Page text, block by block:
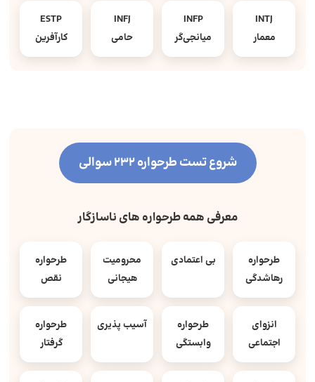
INTJ
معمار
INFP
میانجی‌گر
INFJ
حامی
ESTP
کارآفرین
شروع تست طرحواره 232 سوالی
معرفی همه طرحواره های ناسازگار
طرحواره
رهاشدگی
بی اعتمادی
محرومیت
هیجانی
طرحواره
نقص
انزوای
اجتماعی
طرحواره
وابستگی
آسیب پذیری
طرحواره
گرفتار